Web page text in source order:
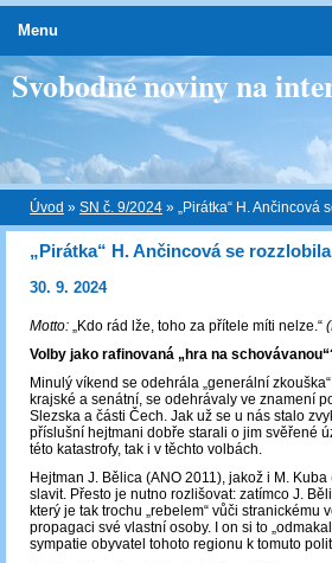
Svobodné noviny na
Úvod » SN č. 9/2024 » „Pirátka“ H.
„Pirátka“ H. Ančincová se
30. 9. 2024
Motto: „Kdo rád lže, toho za přítele míti nelze.“
Volby jako rafinovaná „hra na
Minulý víkend se odehrála „generální
krajské a senátní, se odehrávaly ve znamení
Slezska a části Čech. Jak už se u nás stalo
příslušní hejtmani dobře starali o jim svěřené
této katastrofy, tak i v těchto volbách.
Hejtman J. Bělica (ANO 2011), jakož i M.
slavit. Přesto je nutno rozlišovat: zatímco J.
který je tak trochu „rebelem“ vůči
propagaci své vlastní osoby. I on si to
sympatie obyvatel tohoto regionu k tomuto
Menu